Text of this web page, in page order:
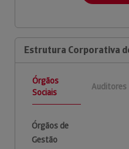
Estrutura Corporativa
Órgãos
Sociais
Auditores
Órgãos de
Gestão